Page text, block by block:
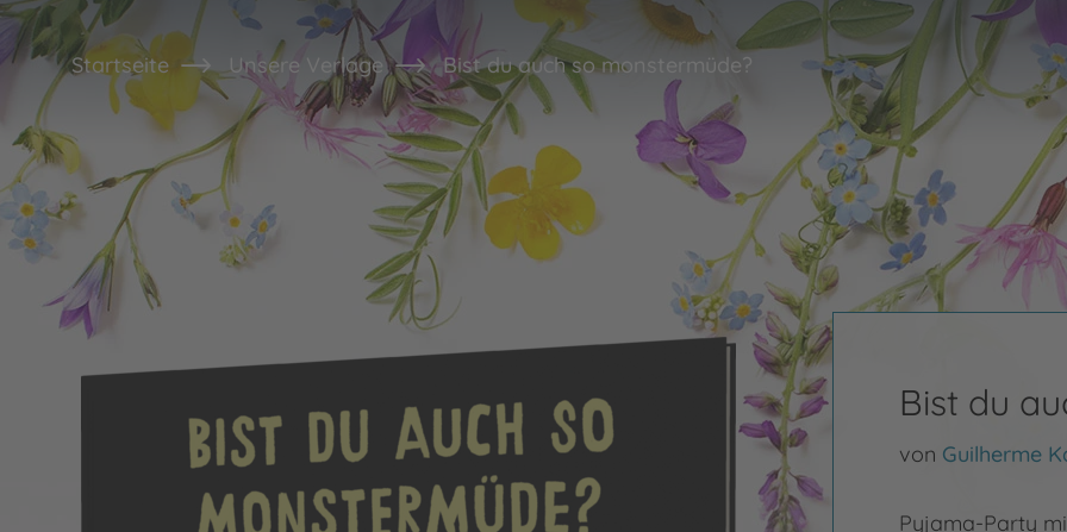
Startseite Unsere Verlage Bist du auch so monstermüde?
Bist du
von Guilherme
Pyjama-Party